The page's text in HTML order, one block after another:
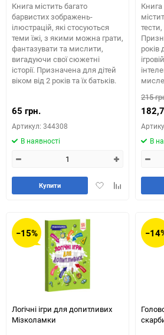
Книга містить багато
барвистих зображень-
ілюстрацій, які стосуються
теми їжі, з якими можна грати,
фантазувати та мислити,
вигадуючи свої сюжетні
історії. Призначена для дітей
віком від 2 років та їх батьків.
65 грн.
Артикул: 344308
В наявності
ДодатиДодайте
порівняння
Купити
Книга
215
В
−15%
Логічні ігри для допитливих
Мізколамки